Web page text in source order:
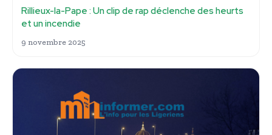
Rillieux-la-Pape : Un clip de rap déclenche des heurts
et un incendie
9 novembre 2025